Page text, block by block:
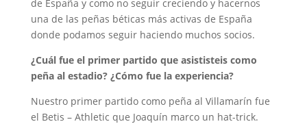
de España y como no seguir creciendo y hacernos
una de las peñas béticas más activas de España
donde podamos seguir haciendo muchos socios.
¿Cuál fue el primer partido que asististeis como
peña al estadio? ¿Cómo fue la experiencia?
Nuestro primer partido como peña al Villamarín fue
el Betis – Athletic que Joaquín marco un hat-trick.